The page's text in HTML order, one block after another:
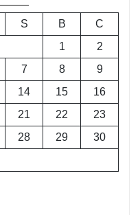
S B
C
1
2
7 8
9
14 15
16
21 22
23
28 29
30